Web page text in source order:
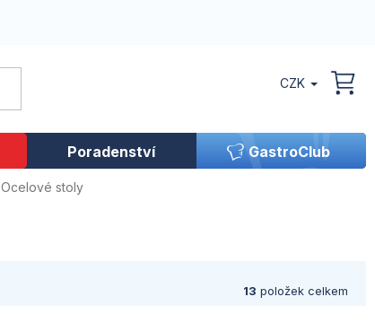
CZK
Poradenství GastroClub
Ocelové stoly
13 položek celkem